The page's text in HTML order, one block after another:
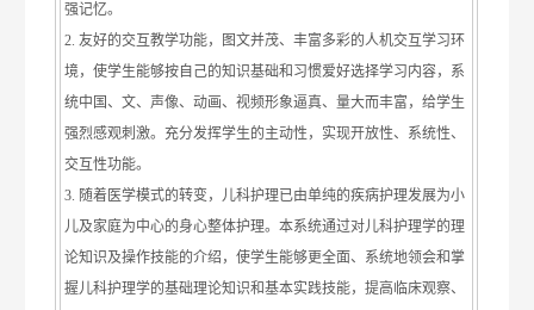
强记忆。
2. 友好的交互教学功能，图文并茂、丰富多彩的人机交互学习环
境，使学生能够按自己的知识基础和习惯爱好选择学习内容，系
统中国、文、声像、动画、视频形象逼真、量大而丰富，给学生
强烈感观刺激。充分发挥学生的主动性，实现开放性、系统性、
交互性功能。
3. 随着医学模式的转变，儿科护理已由单纯的疾病护理发展为小
儿及家庭为中心的身心整体护理。本系统通过对儿科护理学的理
论知识及操作技能的介绍，使学生能够更全面、系统地领会和掌
握儿科护理学的基础理论知识和基本实践技能，提高临床观察、